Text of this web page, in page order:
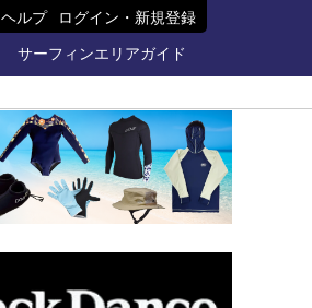
ヘルプ ログイン・新規登録
サーフィンエリアガイド